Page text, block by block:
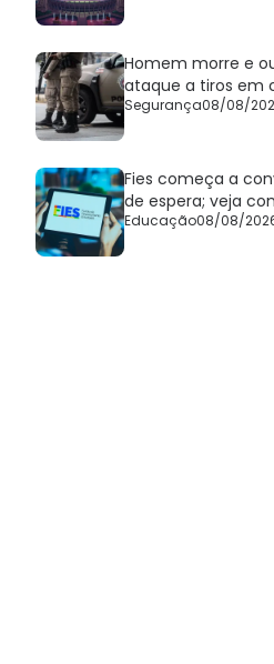
Homem morre e
ataque a tiros em
Segurança08/08/
Fies começa a
de espera; veja
Educação08/08/